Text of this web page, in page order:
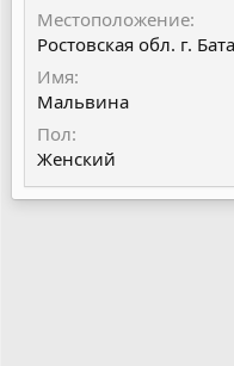
Местоположение
Ростовская обл. г.
Имя
Мальвина
Пол
Женский